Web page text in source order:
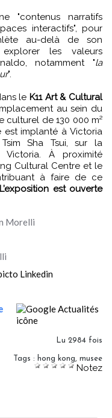
"contenus narratifs
interactifs", pour
au-delà de son
explorer les valeurs
notamment "la
".
le K11 Art & Cultural
au sein du
culturel de 130 000 m²
est implanté à Victoria
Sha Tsui, sur la
À proximité
Cultural Centre et le
à faire de ce
L’exposition est ouverte
Morelli
Lu 2984 fois
Tags : hong kong musee
Notez